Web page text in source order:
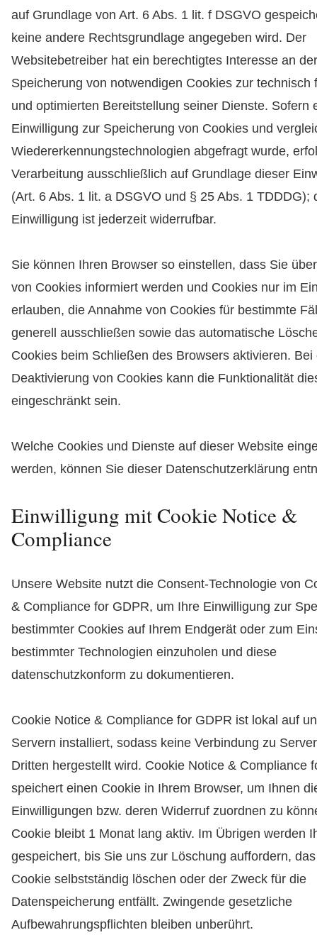
auf Grundlage von Art. 6 Abs. 1 lit. f DSGVO
keine andere Rechtsgrundlage angegeben wird. Der
Websitebetreiber hat ein berechtigtes Interesse an der
Speicherung von notwendigen Cookies zur technisch
und optimierten Bereitstellung seiner Dienste. Sofern
Einwilligung zur Speicherung von Cookies und
Wiedererkennungstechnologien abgefragt wurde,
Verarbeitung ausschließlich auf Grundlage dieser
(Art. 6 Abs. 1 lit. a DSGVO und § 25 Abs. 1 TDDDG);
Einwilligung ist jederzeit widerrufbar.
Sie können Ihren Browser so einstellen, dass Sie
von Cookies informiert werden und Cookies nur im
erlauben, die Annahme von Cookies für bestimmte
generell ausschließen sowie das automatische
Cookies beim Schließen des Browsers aktivieren. Bei
Deaktivierung von Cookies kann die Funktionalität
eingeschränkt sein.
Welche Cookies und Dienste auf dieser Website
werden, können Sie dieser Datenschutzerklärung
Einwilligung mit Cookie Notice &
Compliance
Unsere Website nutzt die Consent-Technologie von
& Compliance for GDPR, um Ihre Einwilligung zur
bestimmter Cookies auf Ihrem Endgerät oder zum
bestimmter Technologien einzuholen und diese
datenschutzkonform zu dokumentieren.
Cookie Notice & Compliance for GDPR ist lokal auf
Servern installiert, sodass keine Verbindung zu
Dritten hergestellt wird. Cookie Notice & Compliance
speichert einen Cookie in Ihrem Browser, um Ihnen
Einwilligungen bzw. deren Widerruf zuordnen zu
Cookie bleibt 1 Monat lang aktiv. Im Übrigen werden
gespeichert, bis Sie uns zur Löschung auffordern,
Cookie selbstständig löschen oder der Zweck für die
Datenspeicherung entfällt. Zwingende gesetzliche
Aufbewahrungspflichten bleiben unberührt.